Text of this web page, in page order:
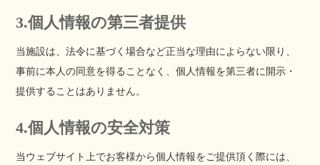
3.個人情報の第三者提供
当施設は、法令に基づく場合など正当な理由によらない限り、
事前に本人の同意を得ることなく、個人情報を第三者に開示・
提供することはありません。
4.個人情報の安全対策
当ウェブサイト上でお客様から個人情報をご提供頂く際には、